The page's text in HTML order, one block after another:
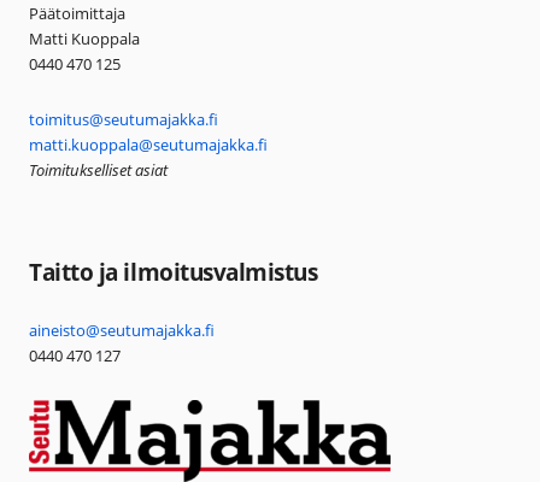
Päätoimittaja
Matti Kuoppala
0440 470 125
toimitus@seutumajakka.fi
matti.kuoppala@seutumajakka.fi
Toimitukselliset asiat
Taitto ja ilmoitusvalmistus
aineisto@seutumajakka.fi
0440 470 127